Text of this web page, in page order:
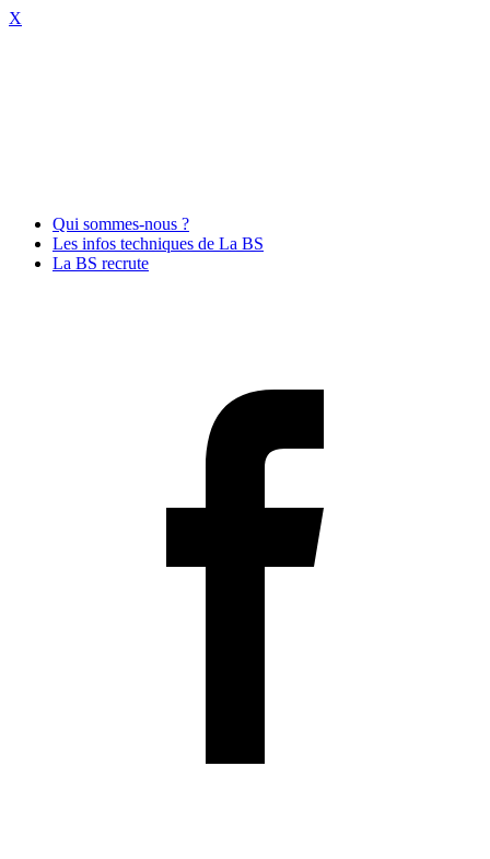
X
Qui sommes-nous ?
Les infos techniques de La BS
La BS recrute